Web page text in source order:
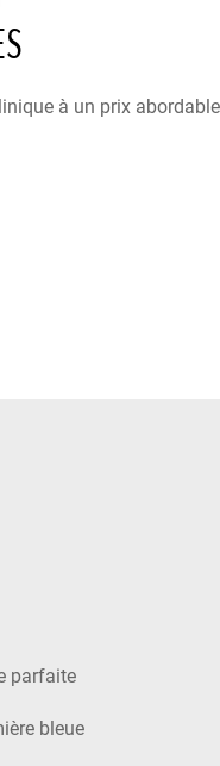
à un prix
parfaite
bleue